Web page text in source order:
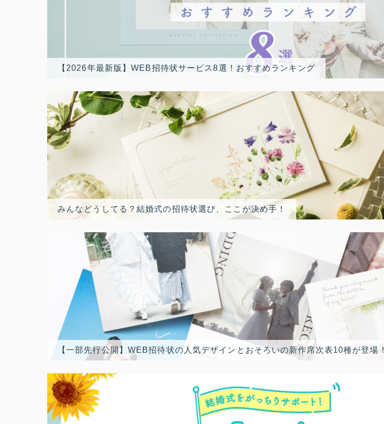
【2026年最新版】WEB招待状サービス8選！おすすめランキング
みんなどうしてる？結婚式の招待状選び、ここが決め手！
【一部先行公開】WEB招待状の人気デザインとおそろいの新作席次表10種が登場！